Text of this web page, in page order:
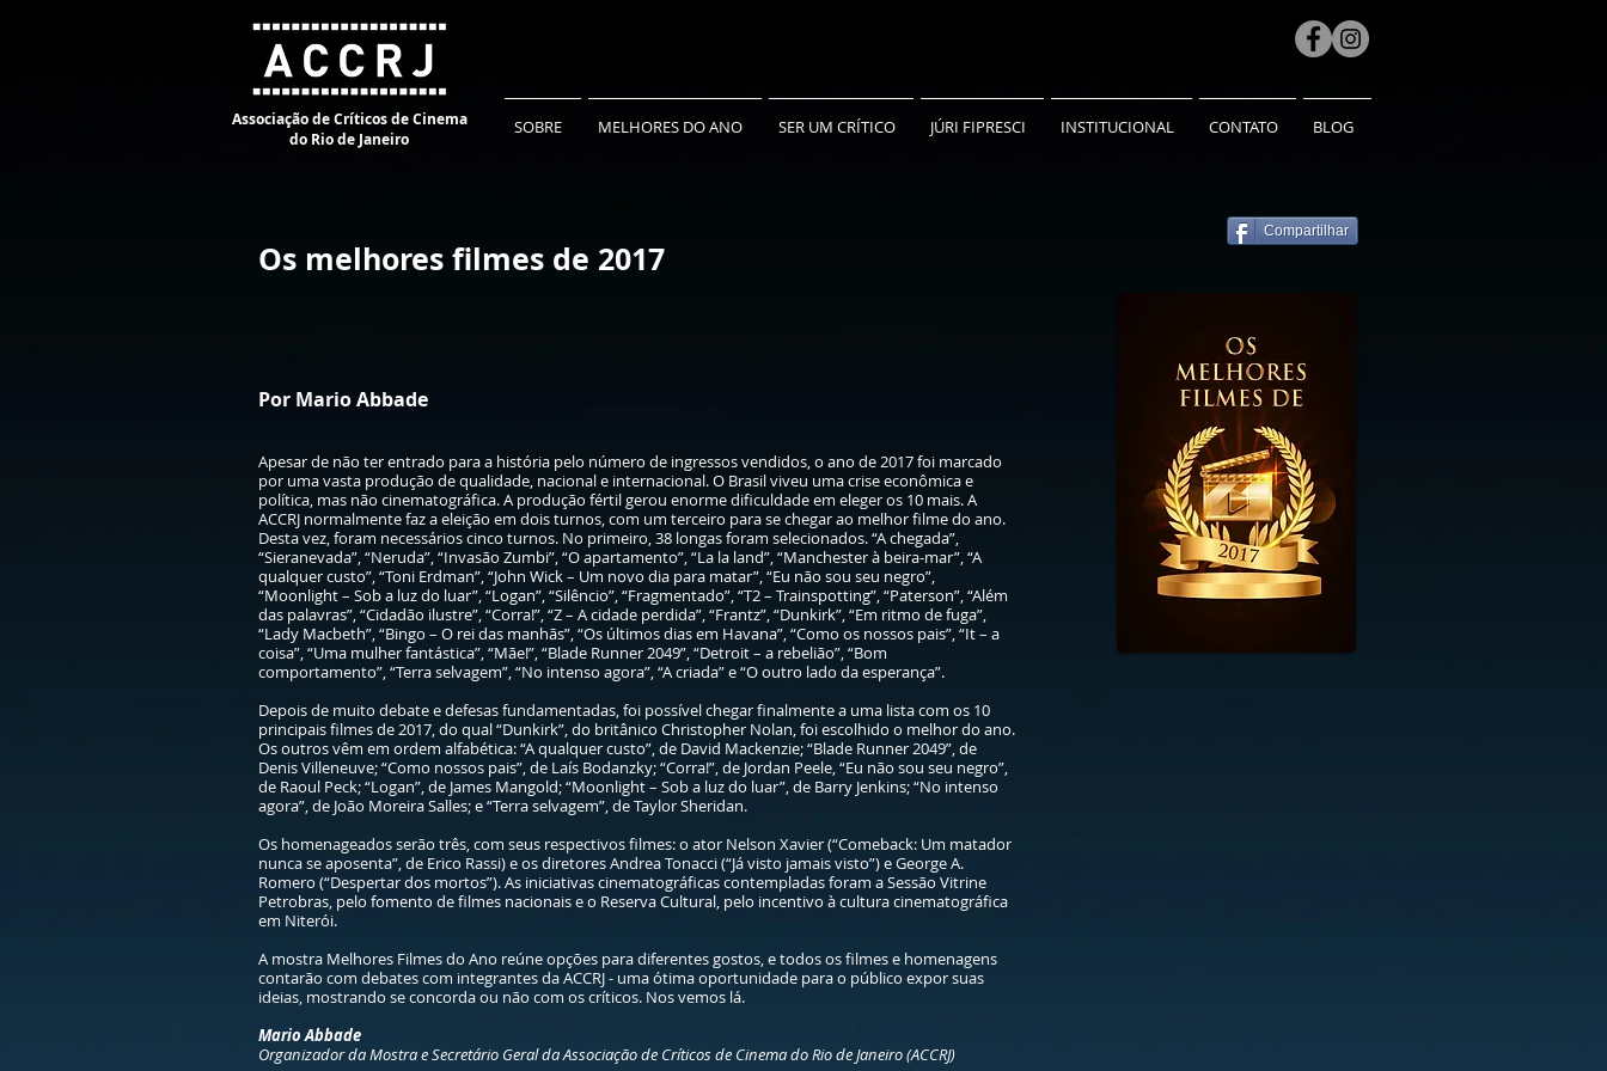
Associação de Críticos de Cinema
do Rio de Janeiro
SOBRE MELHORES DO ANO SER UM CRÍTICO JÚRI FIPRESCI INSTITUCIONAL CONTATO BLOG
Os melhores filmes de 2017
Por Mario Abbade
Apesar de não ter entrado para a história pelo número de ingressos vendidos, o ano de 2017 foi marcado
por uma vasta produção de qualidade, nacional e internacional. O Brasil viveu uma crise econômica e
política, mas não cinematográfica. A produção fértil gerou enorme dificuldade em eleger os 10 mais. A
ACCRJ normalmente faz a eleição em dois turnos, com um terceiro para se chegar ao melhor filme do ano.
Desta vez, foram necessários cinco turnos. No primeiro, 38 longas foram selecionados. “A chegada”,
“Sieranevada”, “Neruda”, “Invasão Zumbi”, “O apartamento”, “La la land”, “Manchester à beira-mar”, “A
qualquer custo”, “Toni Erdman”, “John Wick – Um novo dia para matar”, “Eu não sou seu negro”,
“Moonlight – Sob a luz do luar”, “Logan”, “Silêncio”, “Fragmentado”, “T2 – Trainspotting”, “Paterson”, “Além
das palavras”, “Cidadão ilustre”, “Corra!”, “Z – A cidade perdida”, “Frantz”, “Dunkirk”, “Em ritmo de fuga”,
“Lady Macbeth”, “Bingo – O rei das manhãs”, “Os últimos dias em Havana”, “Como os nossos pais”, “It – a
coisa”, “Uma mulher fantástica”, “Mãe!”, “Blade Runner 2049”, “Detroit – a rebelião”, “Bom
comportamento”, “Terra selvagem”, “No intenso agora”, “A criada” e “O outro lado da esperança”.
Depois de muito debate e defesas fundamentadas, foi possível chegar finalmente a uma lista com os 10
principais filmes de 2017, do qual “Dunkirk”, do britânico Christopher Nolan, foi escolhido o melhor do ano.
Os outros vêm em ordem alfabética: “A qualquer custo”, de David Mackenzie; “Blade Runner 2049”, de
Denis Villeneuve; “Como nossos pais”, de Laís Bodanzky; “Corra!”, de Jordan Peele, “Eu não sou seu negro”,
de Raoul Peck; “Logan”, de James Mangold; “Moonlight – Sob a luz do luar”, de Barry Jenkins; “No intenso
agora”, de João Moreira Salles; e “Terra selvagem”, de Taylor Sheridan.
Os homenageados serão três, com seus respectivos filmes: o ator Nelson Xavier (“Comeback: Um matador
nunca se aposenta”, de Erico Rassi) e os diretores Andrea Tonacci (“Já visto jamais visto”) e George A.
Romero (“Despertar dos mortos”). As iniciativas cinematográficas contempladas foram a Sessão Vitrine
Petrobras, pelo fomento de filmes nacionais e o Reserva Cultural, pelo incentivo à cultura cinematográfica
em Niterói.
A mostra Melhores Filmes do Ano reúne opções para diferentes gostos, e todos os filmes e homenagens
contarão com debates com integrantes da ACCRJ - uma ótima oportunidade para o público expor suas
ideias, mostrando se concorda ou não com os críticos. Nos vemos lá.
Mario Abbade
Organizador da Mostra e Secretário Geral da Associação de Críticos de Cinema do Rio de Janeiro (ACCRJ)
Compartilhar